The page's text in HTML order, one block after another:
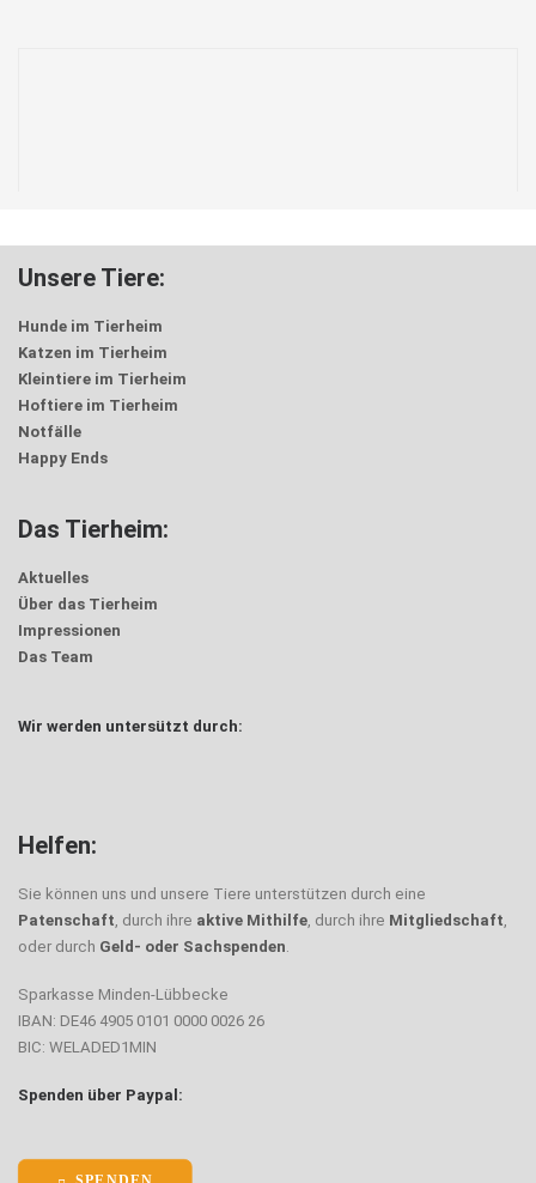
Unsere Tiere:
Hunde im Tierheim
Katzen im Tierheim
Kleintiere im Tierheim
Hoftiere im Tierheim
Notfälle
Happy Ends
Das Tierheim:
Aktuelles
Über das Tierheim
Impressionen
Das Team
Wir werden untersützt durch:
Helfen:
Sie können uns und unsere Tiere unterstützen durch eine
Patenschaft, durch ihre aktive Mithilfe, durch ihre Mitgliedschaft,
oder durch Geld- oder Sachspenden.
Sparkasse Minden-Lübbecke
IBAN: DE46 4905 0101 0000 0026 26
BIC: WELADED1MIN
Spenden über Paypal: